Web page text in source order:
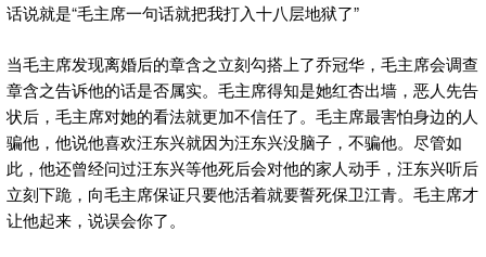
话说就是“毛主席一句话就把我打入十八层地狱了”
当毛主席发现离婚后的章含之立刻勾搭上了乔冠华，毛主席会调查
章含之告诉他的话是否属实。毛主席得知是她红杏出墙，恶人先告
状后，毛主席对她的看法就更加不信任了。毛主席最害怕身边的人
骗他，他说他喜欢汪东兴就因为汪东兴没脑子，不骗他。尽管如
此，他还曾经问过汪东兴等他死后会对他的家人动手，汪东兴听后
立刻下跪，向毛主席保证只要他活着就要誓死保卫江青。毛主席才
让他起来，说误会你了。